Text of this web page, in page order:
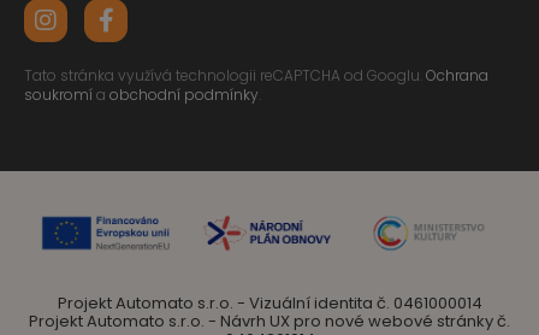
Tato stránka využívá technologii reCAPTCHA od Googlu.Ochrana
soukromía obchodní podmínky.
Projekt Automato s.r.o. - Vizuální identita č. 0461000014
Projekt Automato s.r.o. - Návrh UX pro nové webové stránky č.